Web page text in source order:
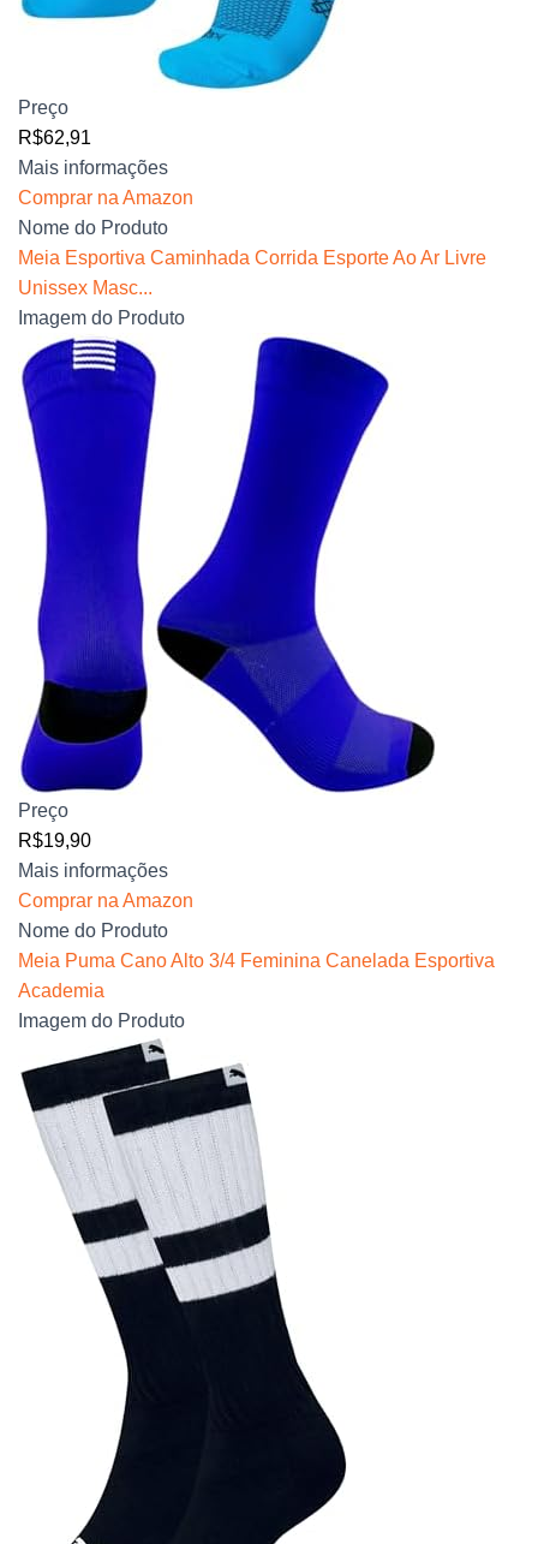
Preço
R$62,91
Mais informações
Comprar na Amazon
Nome do Produto
Meia Esportiva Caminhada Corrida Esporte Ao Ar Livre
Unissex Masc...
Imagem do Produto
Preço
R$19,90
Mais informações
Comprar na Amazon
Nome do Produto
Meia Puma Cano Alto 3/4 Feminina Canelada Esportiva
Academia
Imagem do Produto